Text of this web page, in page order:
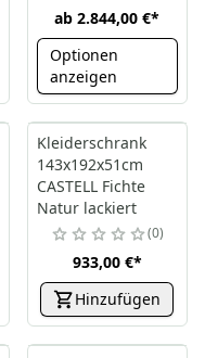
ab 2.844,00 €*
Optionen
anzeigen
Kleiderschrank
143x192x51cm
CASTELL Fichte
Natur lackiert
0
933,00 €*
Hinzufügen